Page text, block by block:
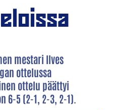
mestari Ilves
ottelussa
ottelu päättyi
5 (2-1, 2-3, 2-1).